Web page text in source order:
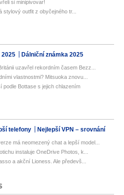
si minipivovar!
stylový outfit z obyčejného tr...
2025 Dálniční známka 2025
uzavřel rekordním časem Bezz...
vlastnostmi? Mitsuoka znovu...
podle Bottase s jejich chlazením
telefony Nejlepší VPN – srovnání
má neomezený chat a lepší model...
instaluje OneDrive Photos, k...
a akční Lioness. Ale předevš...